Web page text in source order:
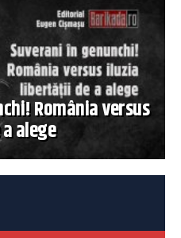
România versus
alege